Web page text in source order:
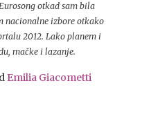
otkad sam bila
nacionalne izbore otkako
2012. Lako planem i
mačke i lazanje.
Emilia Giacometti